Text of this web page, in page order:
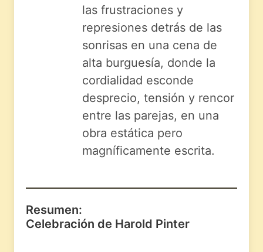
las frustraciones y
represiones detrás de las
sonrisas en una cena de
alta burguesía, donde la
cordialidad esconde
desprecio, tensión y rencor
entre las parejas, en una
obra estática pero
magníficamente escrita.
Resumen:
Celebración de Harold Pinter